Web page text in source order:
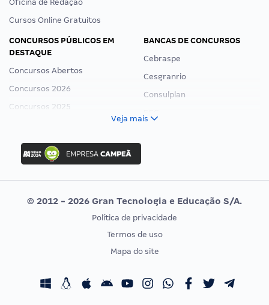
Oficina de Redação
Cursos Online Gratuitos
CONCURSOS PÚBLICOS EM
DESTAQUE
Concursos Abertos
Concursos 2026
Concursos 2025
Concurso Ibama
Concurso MPU
Editais publicados
BANCAS DE CONCURSOS
Cebraspe
Cesgranrio
Consulplan
Vunesp
CONCURSOS POR PROFISSÃO
Concursos Fiscais
EXAME DE ORDEM
Calendário OAB
Veja mais
© 2012 - 2026 Gran Tecnologia e Educação S/A.
Política de privacidade
Termos de uso
Mapa do site